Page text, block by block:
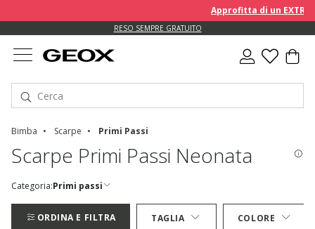
Approfitta di un EXTRA
RESO SEMPRE GRATUITO
Bimba Scarpe Primi Passi
Scarpe Primi Passi Neonata
Categoria:Primi passi
ORDINA E FILTRA TAGLIA
COLORE